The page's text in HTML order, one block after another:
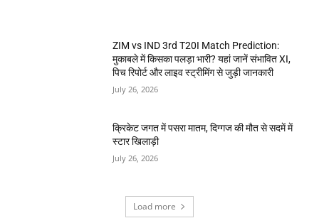
ZIM vs IND 3rd T20I Match Prediction:
मुकाबले में किसका पलड़ा भारी? यहां जानें संभावित XI,
पिच रिपोर्ट और लाइव स्ट्रीमिंग से जुड़ी जानकारी
July 26, 2026
क्रिकेट जगत में पसरा मातम, दिग्गज की मौत से सदमें में
स्टार खिलाड़ी
July 26, 2026
Load more